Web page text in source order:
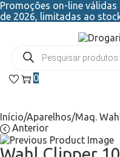
Promoções on-line válidas
de 2026, limitadas ao
0
Início/Aparelhos/Maq.
Anterior